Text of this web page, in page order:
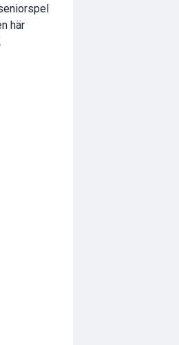
här